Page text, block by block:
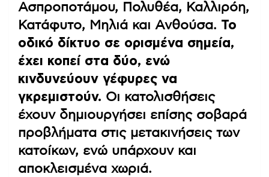
Ασπροποτάμου, Πολυθέα, Καλλιρόη,
Κατάφυτο, Μηλιά και Ανθούσα. Το
οδικό δίκτυο σε ορισμένα σημεία,
έχει κοπεί στα δύο, ενώ
κινδυνεύουν γέφυρες να
γκρεμιστούν. Οι κατολισθήσεις
έχουν δημιουργήσει επίσης σοβαρά
προβλήματα στις μετακινήσεις των
κατοίκων, ενώ υπάρχουν και
αποκλεισμένα χωριά.